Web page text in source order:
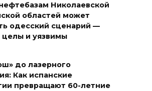
Николаевской
областей может
одесский сценарий —
целы и уязвимы
до лазерного
Как испанские
превращают 60-летние